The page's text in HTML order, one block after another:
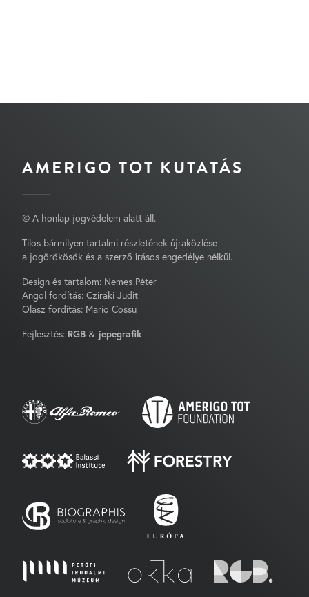
AMERIGO TOT KUTATÁS
© A honlap jogvédelem alatt áll.
Tilos bármilyen tartalmi részletének újraközlése
a jogörökösök és a szerző írásos engedélye nélkül.
Design és tartalom: Nemes Péter
Angol fordítás: Cziráki Judit
Olasz fordítás: Mario Cossu
Fejlesztés: RGB & jepegrafik